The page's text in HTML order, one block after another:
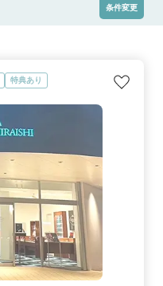
条件変更
特典あり